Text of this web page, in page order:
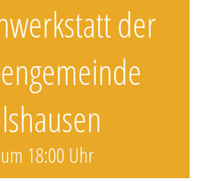
der
18:00 Uhr